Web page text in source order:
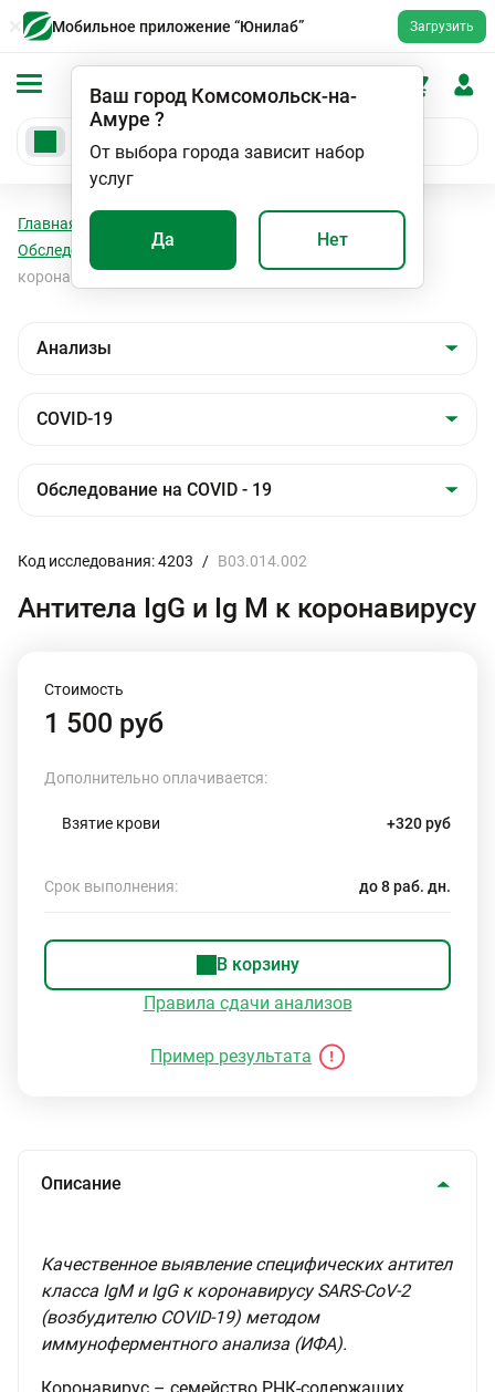
Мобильное приложение “Юнилаб” Загрузить
Ваш город Комсомольск-на-
Амуре ?
От выбора города зависит набор
услуг
Да Нет
Главная Анализы
Обследование на COVID - 19
Антитела IgG и Ig M к
коронавирусу
Код исследования: 4203 / B03.014.002
Антитела IgG и Ig M к коронавирусу
Стоимость
1 500 руб
Дополнительно оплачивается:
Взятие крови +320 руб
Срок выполнения: до 8 раб. дн.
В корзину
Правила сдачи анализов
Пример результата
Описание
Качественное выявление специфических антител
класса IgМ и IgG к коронавирусу SARS-CoV-2
(возбудителю COVID-19) методом
иммуноферментного анализа (ИФА).